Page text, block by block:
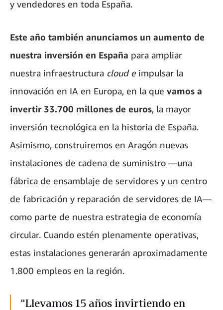
y vendedores en toda España.
Este año también anunciamos un aumento de
nuestra inversión en España para ampliar
nuestra infraestructura cloud eimpulsar la
innovación en IA en Europa, en la que vamos a
invertir 33.700 millones de euros, la mayor
inversión tecnológica en la historia de España.
Asimismo, construiremos en Aragón nuevas
instalaciones de cadena de suministro —una
fábrica de ensamblaje de servidores y un centro
de fabricación y reparación de servidores de IA—
como parte de nuestra estrategia de economía
circular. Cuando estén plenamente operativas,
estas instalaciones generarán aproximadamente
1.800 empleos en la región.
"Llevamos 15 años invirtiendo en